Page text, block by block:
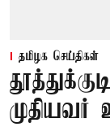
தமிழக செய்திகள்
முதியவர்